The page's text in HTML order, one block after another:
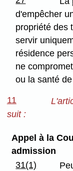
d'empêcher
propriété des
servir
résidence
ne
ou la santé
11
suit :
Appel à la
admission
31(1)